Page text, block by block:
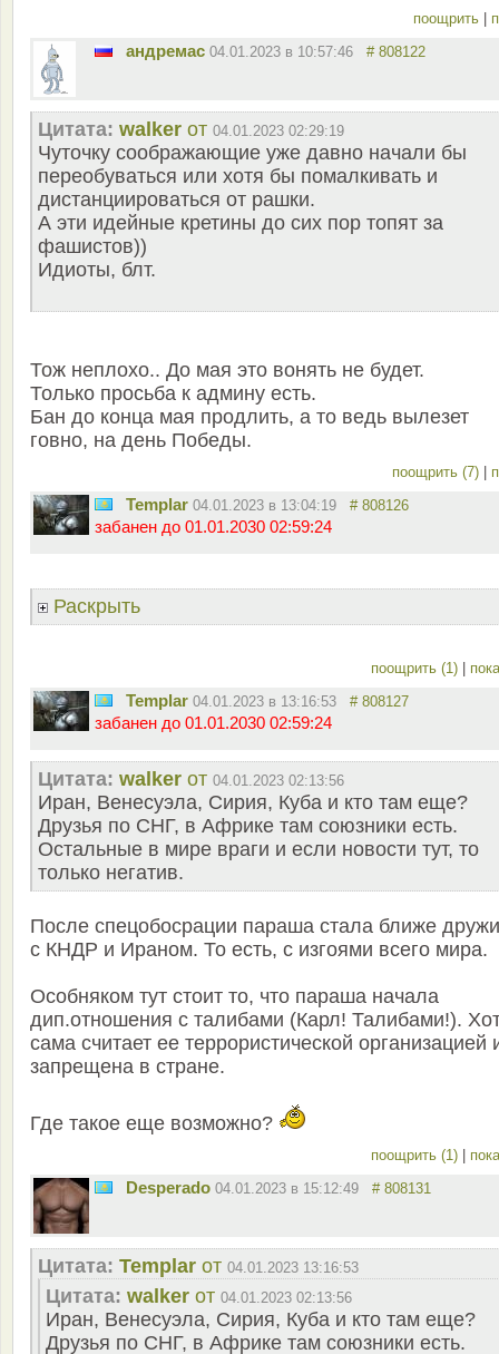
поощрить
андремас 04.01.2023 в 10:57:46 # 808122
Цитата: walker от 04.01.2023 02:29:19
Чуточку соображающие уже давно начали бы
переобуваться или хотя бы помалкивать и
дистанциироваться от рашки.
А эти идейные кретины до сих пор топят за
фашистов))
Идиоты, блт.
Тож неплохо.. До мая это вонять не будет.
Только просьба к админу есть.
Бан до конца мая продлить, а то ведь вылезет
говно, на день Победы.
поощрить (7)
Templar 04.01.2023 в 13:04:19 # 808126
забанен до 01.01.2030 02:59:24
Раскрыть
поощрить (1)
Templar 04.01.2023 в 13:16:53 # 808127
забанен до 01.01.2030 02:59:24
Цитата: walker от 04.01.2023 02:13:56
Иран, Венесуэла, Сирия, Куба и кто там еще?
Друзья по СНГ, в Африке там союзники есть.
Остальные в мире враги и если новости тут, то
только негатив.
После спецобосрации параша стала ближе
с КНДР и Ираном. То есть, с изгоями всего мира.
Особняком тут стоит то, что параша начала
дип.отношения с талибами (Карл! Талибами!).
сама считает ее террористической организацией
запрещена в стране.
Где такое еще возможно?
поощрить (1)
Desperado 04.01.2023 в 15:12:49 # 808131
Цитата: Templar от 04.01.2023 13:16:53
Цитата: walker от 04.01.2023 02:13:56
Иран, Венесуэла, Сирия, Куба и кто там еще?
Друзья по СНГ, в Африке там союзники есть.